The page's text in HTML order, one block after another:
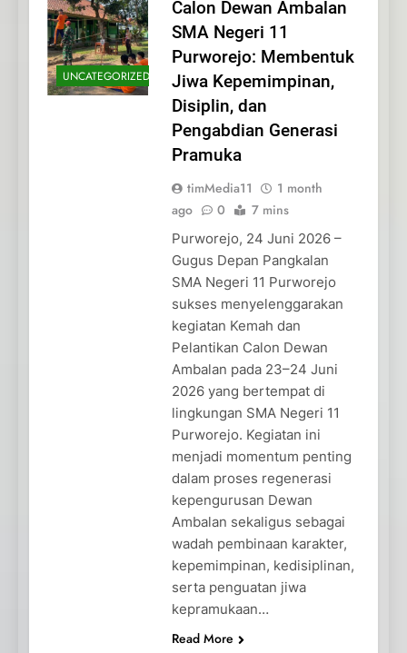
UNCATEGORIZED
Calon Dewan Ambalan
SMA Negeri 11
Purworejo: Membentuk
Jiwa Kepemimpinan,
Disiplin, dan
Pengabdian Generasi
Pramuka
timMedia11
1 month
ago
0 7 mins
Purworejo, 24 Juni 2026 –
Gugus Depan Pangkalan
SMA Negeri 11 Purworejo
sukses menyelenggarakan
kegiatan Kemah dan
Pelantikan Calon Dewan
Ambalan pada 23–24 Juni
2026 yang bertempat di
lingkungan SMA Negeri 11
Purworejo. Kegiatan ini
menjadi momentum penting
dalam proses regenerasi
kepengurusan Dewan
Ambalan sekaligus sebagai
wadah pembinaan karakter,
kepemimpinan, kedisiplinan,
serta penguatan jiwa
kepramukaan…
Read More